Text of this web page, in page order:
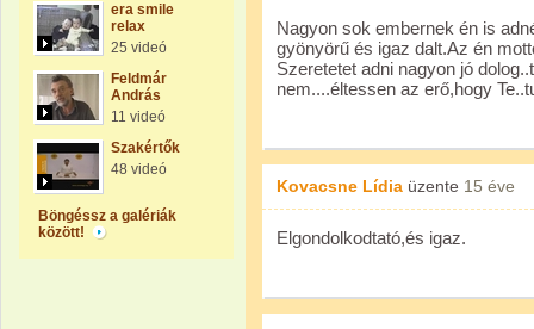
era smile
relax
25 videó
Feldmár
András
11 videó
Szakértők
48 videó
Böngéssz a galériák
között!
Nagyon sok embernek én is
gyönyörű és igaz dalt.Az én
Szeretetet adni nagyon jó
nem....éltessen az erő,hogy
Kovacsne Lídia üzente 15 éve
Elgondolkodtató,és igaz.